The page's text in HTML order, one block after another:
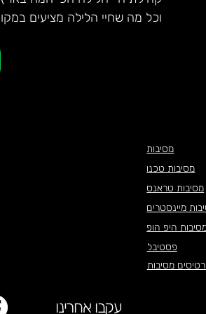
וכל מה שחיי הלילה מציעים
מסיבות
מסיבות טכנו
מסיבות טראנס
מיינסטרים
היפ הופ
פסטיבל
מסיבות
עקבו אחרינו